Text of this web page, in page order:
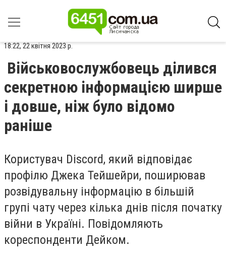
18:22, 22 квітня 2023 р.
Військовослужбовець ділився
секретною інформацією ширше
і довше, ніж було відомо
раніше
Користувач Discord, який відповідає
профілю Джека Тейшейри, поширював
розвідувальну інформацію в більшій
групі чату через кілька днів після початку
війни в Україні. Повідомляють
кореспонденти Дейком.